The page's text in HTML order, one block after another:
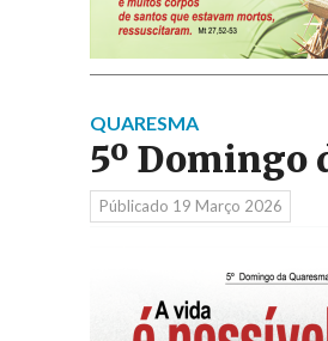
QUARESMA
5º Domingo
Públicado 19 Março 2026